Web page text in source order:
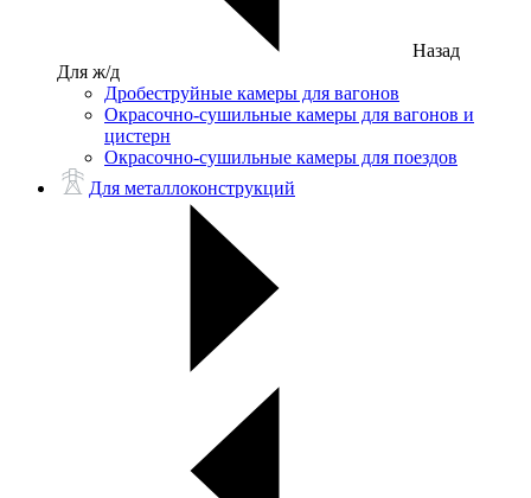
Назад
Для ж/д
Дробеструйные камеры для вагонов
Окрасочно-сушильные камеры для вагонов и
цистерн
Окрасочно-сушильные камеры для поездов
Для металлоконструкций